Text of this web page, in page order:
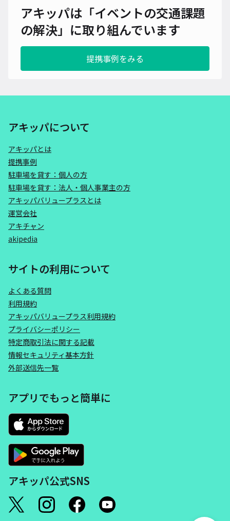
アキッパは「イベントの交通課題
の解決」に取り組んでいます
提携事例をみる
アキッパについて
アキッパとは
提携事例
駐車場を貸す：個人の方
駐車場を貸す：法人・個人事業主の方
アキッパバリュープラスとは
運営会社
アキチャン
akipedia
サイトの利用について
よくある質問
利用規約
アキッパバリュープラス利用規約
プライバシーポリシー
特定商取引法に関する記載
情報セキュリティ基本方針
外部送信先一覧
アプリでもっと簡単に
アキッパ公式SNS